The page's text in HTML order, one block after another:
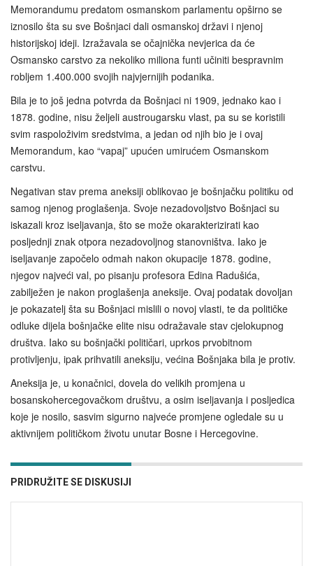
Memorandumu predatom osmanskom parlamentu opširno se
iznosilo šta su sve Bošnjaci dali osmanskoj državi i njenoj
historijskoj ideji. Izražavala se očajnička nevjerica da će
Osmansko carstvo za nekoliko miliona funti učiniti bespravnim
robljem 1.400.000 svojih najvjernijih podanika.
Bila je to još jedna potvrda da Bošnjaci ni 1909, jednako kao i
1878. godine, nisu željeli austrougarsku vlast, pa su se koristili
svim raspoloživim sredstvima, a jedan od njih bio je i ovaj
Memorandum, kao “vapaj” upućen umirućem Osmanskom
carstvu.
Negativan stav prema aneksiji oblikovao je bošnjačku politiku od
samog njenog proglašenja. Svoje nezadovoljstvo Bošnjaci su
iskazali kroz iseljavanja, što se može okarakterizirati kao
posljednji znak otpora nezadovoljnog stanovništva. Iako je
iseljavanje započelo odmah nakon okupacije 1878. godine,
njegov najveći val, po pisanju profesora Edina Radušića,
zabilježen je nakon proglašenja aneksije. Ovaj podatak dovoljan
je pokazatelj šta su Bošnjaci mislili o novoj vlasti, te da političke
odluke dijela bošnjačke elite nisu odražavale stav cjelokupnog
društva. Iako su bošnjački političari, uprkos prvobitnom
protivljenju, ipak prihvatili aneksiju, većina Bošnjaka bila je protiv.
Aneksija je, u konačnici, dovela do velikih promjena u
bosanskohercegovačkom društvu, a osim iseljavanja i posljedica
koje je nosilo, sasvim sigurno najveće promjene ogledale su u
aktivnijem političkom životu unutar Bosne i Hercegovine.
PRIDRUŽITE SE DISKUSIJI